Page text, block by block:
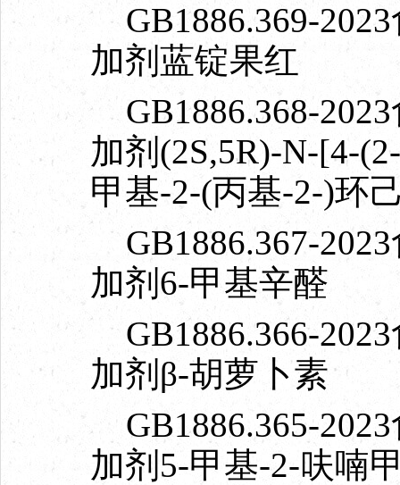
GB1886.369-2023
加剂蓝锭果红
GB1886.368-2023
加剂(2S,5R)-N-[4-
甲基-2-(丙基-2-)环
GB1886.367-
加剂6-甲基辛醛
GB1886.366-
加剂β-胡萝卜素
GB1886.365-2023
加剂5-甲基-2-呋喃